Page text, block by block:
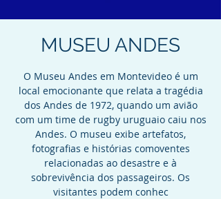
MUSEU ANDES
O Museu Andes em Montevideo é um
local emocionante que relata a tragédia
dos Andes de 1972, quando um avião
com um time de rugby uruguaio caiu nos
Andes. O museu exibe artefatos,
fotografias e histórias comoventes
relacionadas ao desastre e à
sobrevivência dos passageiros. Os
visitantes podem conhec